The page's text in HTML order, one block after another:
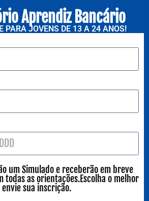
Aprendiz Bancário
PARA JOVENS DE 13 A 24 ANOS!
um Simulado e receberão em breve
todas as orientações.Escolha o melhor
sua inscrição.